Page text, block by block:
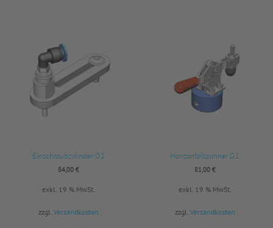
Einschraubzylinder 01
84,00 €
exkl. 19 % MwSt.
zzgl. Versandkosten
Horizontalspanner 01
81,00 €
exkl. 19 % MwSt.
zzgl. Versandkosten